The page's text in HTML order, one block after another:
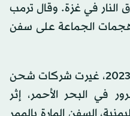
النار في غزة. وقال ترمب
الجماعة على سفن
ومنذ نوفمبر (تشرين الثاني) 2023، غيرت شركات شحن
في البحر الأحمر، إثر